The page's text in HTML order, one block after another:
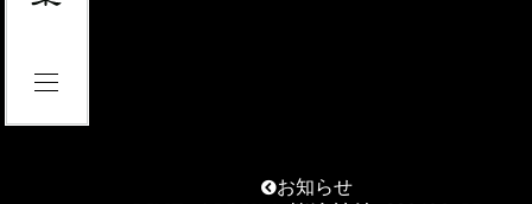
お知らせ